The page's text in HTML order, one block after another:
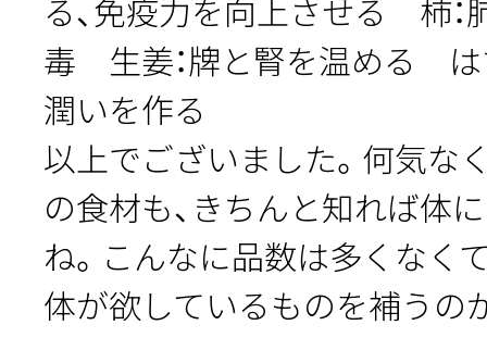
る、免疫力を向上させる 柿：
毒 生姜：牌と腎を温める は
潤いを作る
以上でございました。何気な
の食材も、きちんと知れば体
ね。こんなに品数は多くなく
体が欲しているものを補うの